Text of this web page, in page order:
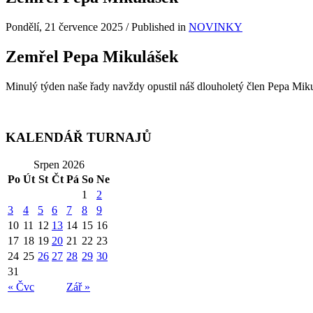
Pondělí, 21 července 2025 /Published in NOVINKY
Zemřel Pepa Mikulášek
Minulý týden naše řady navždy opustil náš dlouholetý člen Pepa
KALENDÁŘ TURNAJŮ
Srpen 2026
Po Út St Čt Pá So Ne
« Čvc Zář »
1
2
3
4 5 6 7 8
9
10 11 12 13 14 15 16
17 18 19 20 21 22 23
24 25 26 27 28 29 30
31